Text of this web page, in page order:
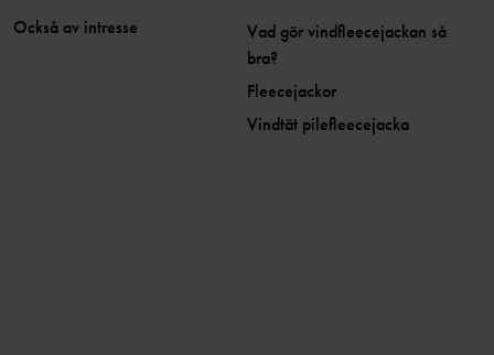
Också av intresse
Vad gör vindfleecejackan så
bra?
Fleecejackor
Vindtät pilefleecejacka